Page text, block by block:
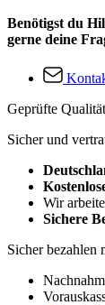
Benötigst du
gerne deine
Geprüfte Qualität
Sicher und
Wir
Sichere
Sicher bezahlen